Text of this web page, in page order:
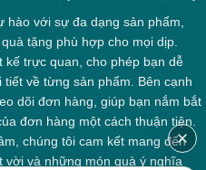
với sự đa dạng sản phẩm,
tặng phù hợp cho mọi dịp.
kế trực quan, cho phép bạn dễ
về từng sản phẩm. Bên cạnh
dõi đơn hàng, giúp bạn nắm bắt
đơn hàng một cách thuận tiện.
chúng tôi cam kết mang đến
vời và những món quà ý nghĩa